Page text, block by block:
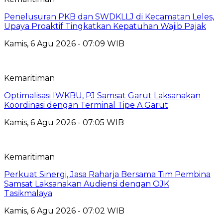
Penelusuran PKB dan SWDKLLJ di Kecamatan Leles,
Upaya Proaktif Tingkatkan Kepatuhan Wajib Pajak
Kamis, 6 Agu 2026 - 07:09 WIB
Kemaritiman
Optimalisasi IWKBU, PJ Samsat Garut Laksanakan
Koordinasi dengan Terminal Tipe A Garut
Kamis, 6 Agu 2026 - 07:05 WIB
Kemaritiman
Perkuat Sinergi, Jasa Raharja Bersama Tim Pembina
Samsat Laksanakan Audiensi dengan OJK
Tasikmalaya
Kamis, 6 Agu 2026 - 07:02 WIB